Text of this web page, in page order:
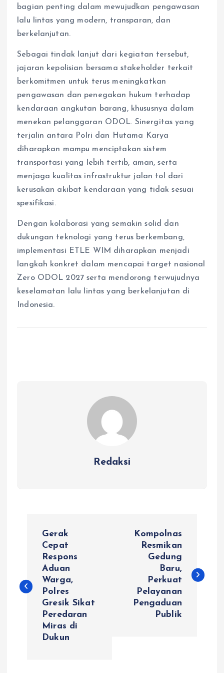
bagian penting dalam mewujudkan pengawasan
lalu lintas yang modern, transparan, dan
berkelanjutan.
Sebagai tindak lanjut dari kegiatan tersebut,
jajaran kepolisian bersama stakeholder terkait
berkomitmen untuk terus meningkatkan
pengawasan dan penegakan hukum terhadap
kendaraan angkutan barang, khususnya dalam
menekan pelanggaran ODOL. Sinergitas yang
terjalin antara Polri dan Hutama Karya
diharapkan mampu menciptakan sistem
transportasi yang lebih tertib, aman, serta
menjaga kualitas infrastruktur jalan tol dari
kerusakan akibat kendaraan yang tidak sesuai
spesifikasi.
Dengan kolaborasi yang semakin solid dan
dukungan teknologi yang terus berkembang,
implementasi ETLE WIM diharapkan menjadi
langkah konkret dalam mencapai target nasional
Zero ODOL 2027 serta mendorong terwujudnya
keselamatan lalu lintas yang berkelanjutan di
Indonesia.
Redaksi
v
i
Gerak
Cepat
Respons
Aduan
Warga,
Polres
Gresik Sikat
Peredaran
Miras di
Dukun
Kompolnas
Resmikan
Gedung
Baru,
Perkuat
Pelayanan
Pengaduan
Publik